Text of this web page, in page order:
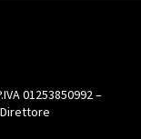
01253850992 –